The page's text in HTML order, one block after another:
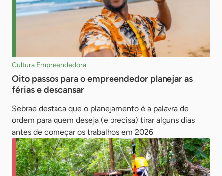
Cultura Empreendedora
Oito passos para o empreendedor planejar as
férias e descansar
Sebrae destaca que o planejamento é a palavra de
ordem para quem deseja (e precisa) tirar alguns dias
antes de começar os trabalhos em 2026